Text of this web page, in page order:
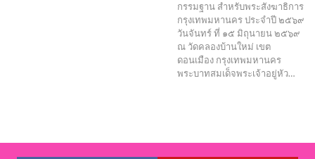
กรรมฐาน สำหรับพระสังฆาธิการ
กรุงเทพมหานคร ประจำปี ๒๕๖๙
วันจันทร์ ที่ ๑๕ มิถุนายน ๒๕๖๙
ณ วัดคลองบ้านใหม่ เขต
ดอนเมือง กรุงเทพมหานคร
พระบาทสมเด็จพระเจ้าอยู่หัว…